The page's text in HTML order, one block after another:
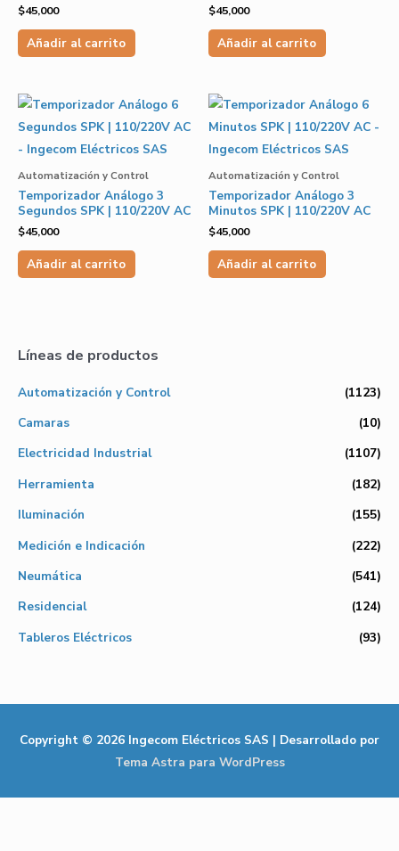
Líneas de productos
Automatización y Control
(1123)
Camaras
(10)
Electricidad Industrial
(1107)
Herramienta
(182)
Iluminación
(155)
Medición e Indicación
(222)
Neumática
(541)
Residencial
(124)
Tableros Eléctricos
(93)
$45,000
Añadir al carrito
$45,000
Añadir al carrito
Automatización y Control
Temporizador Análogo 3
Segundos SPK | 110/220V AC
$45,000
Añadir al carrito
Automatización y Control
Temporizador Análogo 3
Minutos SPK | 110/220V AC
$45,000
Añadir al carrito
Copyright © 2026 Ingecom Eléctricos SAS | Desarrollado por
Tema Astra para WordPress